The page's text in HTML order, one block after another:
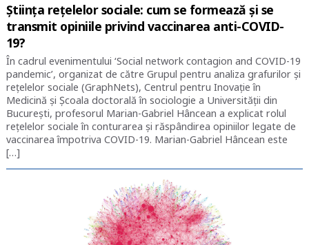
Știința rețelelor sociale: cum se formează și se
transmit opiniile privind vaccinarea anti-COVID-
19?
În cadrul evenimentului ‘Social network contagion and COVID-19
pandemic’, organizat de către Grupul pentru analiza grafurilor și
rețelelor sociale (GraphNets), Centrul pentru Inovație în
Medicină și Școala doctorală în sociologie a Universității din
București, profesorul Marian-Gabriel Hâncean a explicat rolul
rețelelor sociale în conturarea și răspândirea opiniilor legate de
vaccinarea împotriva COVID-19. Marian-Gabriel Hâncean este
[…]